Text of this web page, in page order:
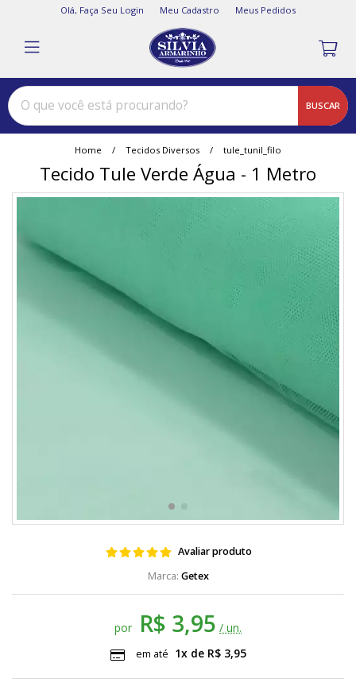
Meu Cadastro Meus Pedidos
Olá, Faça Seu Login
BUSCAR
Home Tecidos Diversos tule_tunil_filo
Tecido Tule Verde Água - 1 Metro
Avaliar produto
Getex
por R$ 3,95 / un.
em até 1x de R$ 3,95